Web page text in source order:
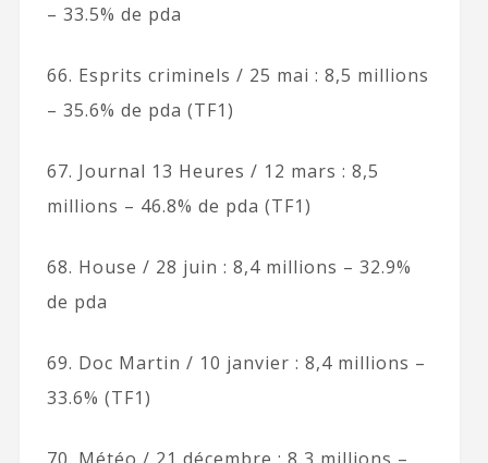
– 33.5% de pda
66. Esprits criminels / 25 mai : 8,5 millions
– 35.6% de pda (TF1)
67. Journal 13 Heures / 12 mars : 8,5
millions – 46.8% de pda (TF1)
68. House / 28 juin : 8,4 millions – 32.9%
de pda
69. Doc Martin / 10 janvier : 8,4 millions –
33.6% (TF1)